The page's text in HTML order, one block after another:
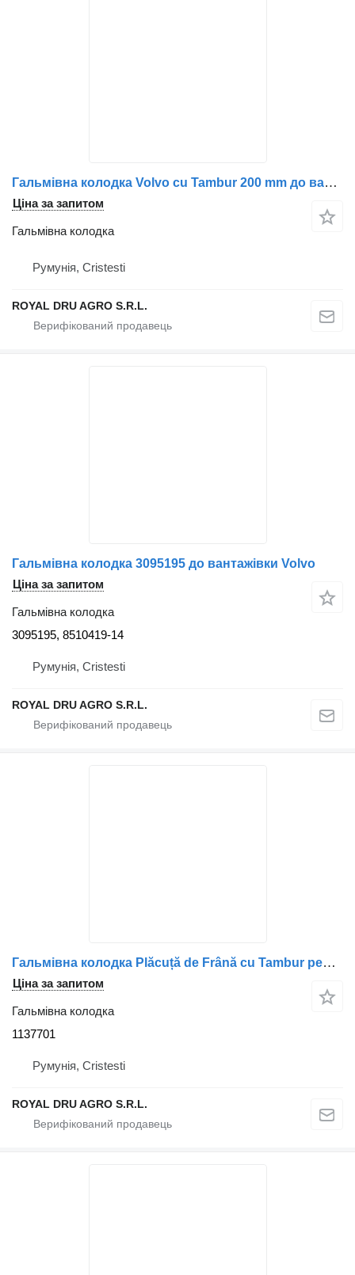
Гальмівна колодка Volvo cu Tambur 200 mm до вантажівки Volvo
Ціна за запитом
Гальмівна колодка
Румунія, Cristesti
ROYAL DRU AGRO S.R.L.
Гальмівна колодка 3095195 до вантажівки Volvo
Ціна за запитом
Гальмівна колодка
3095195, 8510419-14
Румунія, Cristesti
ROYAL DRU AGRO S.R.L.
Гальмівна колодка Plăcuță de Frână cu Tambur pentru 1137701 до вантажівки Volvo – 14
Ціна за запитом
Гальмівна колодка
1137701
Румунія, Cristesti
ROYAL DRU AGRO S.R.L.